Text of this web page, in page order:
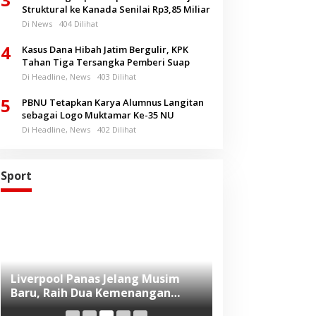
Struktural ke Kanada Senilai Rp3,85 Miliar
Di News 404 Dilihat
4
Kasus Dana Hibah Jatim Bergulir, KPK
Tahan Tiga Tersangka Pemberi Suap
Di Headline, News 403 Dilihat
5
PBNU Tetapkan Karya Alumnus Langitan
sebagai Logo Muktamar Ke-35 NU
Di Headline, News 402 Dilihat
Sport
Liverpool Panas Jelang Musim
Baru, Raih Dua Kemenangan
Beruntun di Pramusim